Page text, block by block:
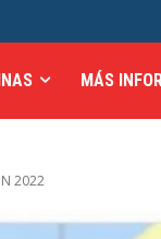
MÁS
2022